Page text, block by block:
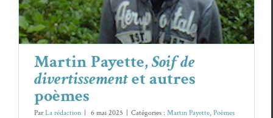
Martin Payette,Soif de
divertissementet autres
poèmes
ParLa rédaction 6 mai 2025 Catégories : Martin Payette, Poèmes